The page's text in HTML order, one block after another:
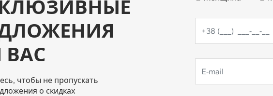
ВАС
чтобы не пропускать
о скидках